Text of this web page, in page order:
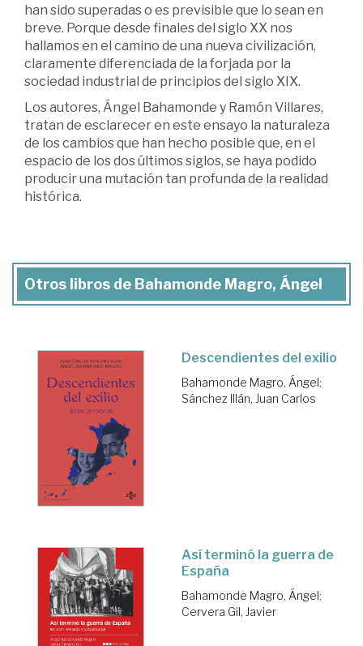
han sido superadas o es previsible que lo sean en
breve. Porque desde finales del siglo XX nos
hallamos en el camino de una nueva civilización,
claramente diferenciada de la forjada por la
sociedad industrial de principios del siglo XIX.
Los autores, Ángel Bahamonde y Ramón Villares,
tratan de esclarecer en este ensayo la naturaleza
de los cambios que han hecho posible que, en el
espacio de los dos últimos siglos, se haya podido
producir una mutación tan profunda de la realidad
histórica.
Otros libros de Bahamonde Magro, Ángel
Descendientes del exilio
Bahamonde Magro, Ángel;
Sánchez Illán, Juan Carlos
Así terminó la guerra de
España
Bahamonde Magro, Ángel;
Cervera Gil, Javier